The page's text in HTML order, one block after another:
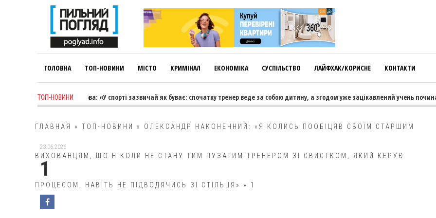
ГОЛОВНА ТОП-НОВИНИ МІСТО КРИМІНАЛ ЕКОНОМІКА СУСПІЛЬСТВО ЛАЙФХАК/КОРИСНЕ КОНТАКТИ
ТОП-НОВИНИ
Лариса Коновалова: «У спорті зазвичай як буває: спочатку тренер веде за собою дитину, а згодом уже зацікавлений учень
ГЛАВНАЯ » ТОП-НОВИНИ » ОЛЕКСАНДР НАКОНЕЧНИЙ: «Я КОЛИСЬ ПООБІЦЯВ СВОЇМ СТАРШИМ
ВИХОВАНЦЯМ, ЩО НІКОЛИ НЕ СТАНУ ТИМ ПУЗАТИМ ТРЕНЕРОМ ЗІ СВИСТКОМ, ЯКИЙ КЕРУЄ
ПРОЦЕСОМ, НАВІТЬ НЕ ПІДВОДЯЧИСЬ ЗІ СТІЛЬЦЯ» » 1
23.06.2026
1